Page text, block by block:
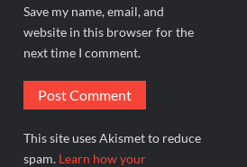
Save my name, email, and
website in this browser for the
next time I comment.
This site uses Akismet to reduce
spam. Learn how your